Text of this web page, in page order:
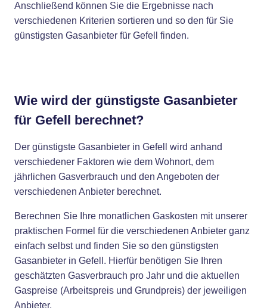
Anschließend können Sie die Ergebnisse nach
verschiedenen Kriterien sortieren und so den für Sie
günstigsten Gasanbieter für Gefell finden.
Wie wird der günstigste Gasanbieter
für Gefell berechnet?
Der günstigste Gasanbieter in Gefell wird anhand
verschiedener Faktoren wie dem Wohnort, dem
jährlichen Gasverbrauch und den Angeboten der
verschiedenen Anbieter berechnet.
Berechnen Sie Ihre monatlichen Gaskosten mit unserer
praktischen Formel für die verschiedenen Anbieter ganz
einfach selbst und finden Sie so den günstigsten
Gasanbieter in Gefell. Hierfür benötigen Sie Ihren
geschätzten Gasverbrauch pro Jahr und die aktuellen
Gaspreise (Arbeitspreis und Grundpreis) der jeweiligen
Anbieter.